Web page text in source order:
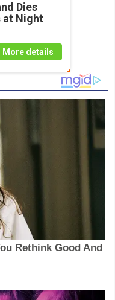
Dies
at Night
More details